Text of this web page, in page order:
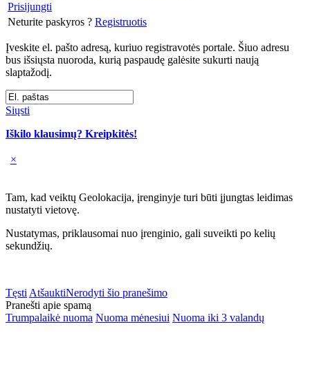
Prisijungti
Neturite paskyros ? Registruotis
Įveskite el. pašto adresą, kuriuo registravotės portale. Šiuo adresu
bus išsiųsta nuoroda, kurią paspaudę galėsite sukurti naują
slaptažodį.
Siųsti
Iškilo klausimų? Kreipkitės!
×
Tam, kad veiktų Geolokacija, įrenginyje turi būti įjungtas leidimas
nustatyti vietovę.
Nustatymas, priklausomai nuo įrenginio, gali suveikti po kelių
sekundžių.
Tęsti AtšauktiNerodyti šio pranešimo
Pranešti apie spamą
Trumpalaikė nuoma Nuoma mėnesiui Nuoma iki 3 valandų